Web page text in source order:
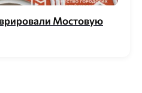
Мостовую